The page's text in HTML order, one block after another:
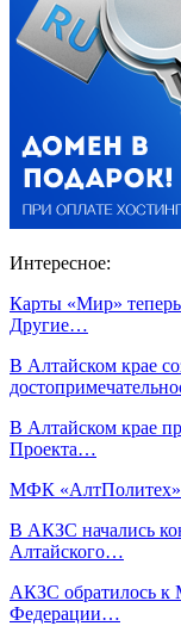
Интересное:
Карты «Мир»
Другие…
В Алтайском крае
В Алтайском крае
Проекта…
МФК «АлтПолитех»
В АКЗС начались
Алтайского…
АКЗС обратилось к
Федерации…